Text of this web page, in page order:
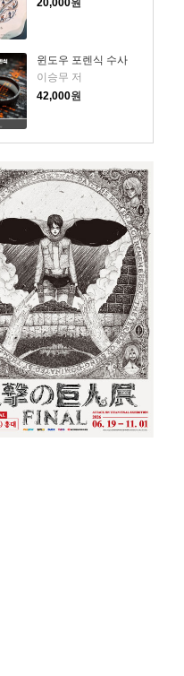
20,000원
윈도우 포렌식 수사
이승무 저
42,000원